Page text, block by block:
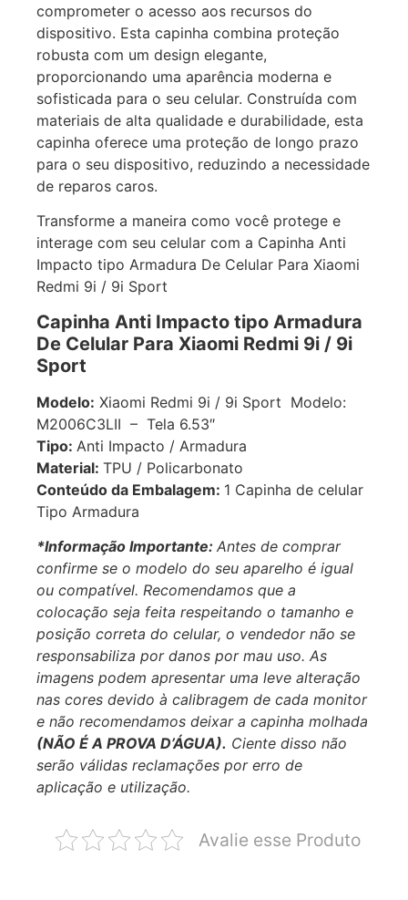
comprometer o acesso aos recursos do
dispositivo. Esta capinha combina proteção
robusta com um design elegante,
proporcionando uma aparência moderna e
sofisticada para o seu celular. Construída com
materiais de alta qualidade e durabilidade, esta
capinha oferece uma proteção de longo prazo
para o seu dispositivo, reduzindo a necessidade
de reparos caros.
Transforme a maneira como você protege e
interage com seu celular com a Capinha Anti
Impacto tipo Armadura De Celular Para Xiaomi
Redmi 9i / 9i Sport
Capinha Anti Impacto tipo Armadura
De Celular Para Xiaomi Redmi 9i / 9i
Sport
Modelo: Xiaomi Redmi 9i / 9i Sport Modelo:
M2006C3LII – Tela 6.53″
Tipo: Anti Impacto / Armadura
Material: TPU / Policarbonato
Conteúdo da Embalagem: 1 Capinha de celular
Tipo Armadura
*Informação Importante: Antes de comprar
confirme se o modelo do seu aparelho é igual
ou compatível. Recomendamos que a
colocação seja feita respeitando o tamanho e
posição correta do celular, o vendedor não se
responsabiliza por danos por mau uso. As
imagens podem apresentar uma leve alteração
nas cores devido à calibragem de cada monitor
e não recomendamos deixar a capinha molhada
(NÃO É A PROVA D’ÁGUA). Ciente disso não
serão válidas reclamações por erro de
aplicação e utilização.
Avalie esse Produto